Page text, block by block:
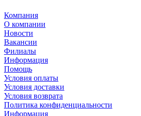
Компания
О компании
Новости
Вакансии
Филиалы
Информация
Помощь
Условия оплаты
Условия доставки
Условия возврата
Политика конфиденциальности
Информация